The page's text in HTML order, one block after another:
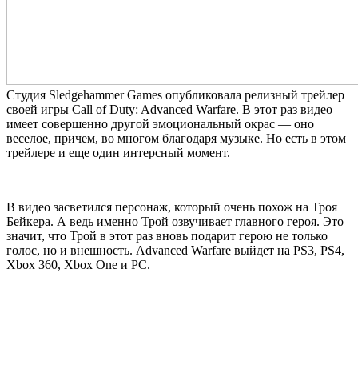
Студия Sledgehammer Games опубликовала релизный трейлер
своей игры Call of Duty: Advanced Warfare. В этот раз видео
имеет совершенно другой эмоциональный окрас — оно
веселое, причем, во многом благодаря музыке. Но есть в этом
трейлере и еще один интерсный момент.
В видео засветился персонаж, который очень похож на Троя
Бейкера. А ведь именно Трой озвучивает главного героя. Это
значит, что Трой в этот раз вновь подарит герою не только
голос, но и внешность. Advanced Warfare выйдет на PS3, PS4,
Xbox 360, Xbox One и PC.